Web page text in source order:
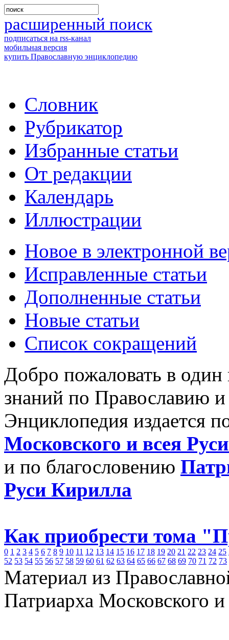
расширенный поиск
подписаться на rss-канал
мобильная версия
купить Православную энциклопедию
Словник
Рубрикатор
Избранные статьи
От редакции
Календарь
Иллюстрации
Новое в электронной
Исправленные статьи
Дополненные статьи
Новые статьи
Список сокращений
Добро пожаловать в
знаний по Православию
Энциклопедия издается
Московского и всея
и по благословению
Руси Кирилла
Как приобрести тома
0 1 2 3 4 5 6 7 8 9 10 11 12 13 14 15 16 17 18 19 20 21 22 23 24 25
52 53 54 55 56 57 58 59 60 61 62 63 64 65 66 67 68 69 70 71 72 73
Материал из
Патриарха Московского